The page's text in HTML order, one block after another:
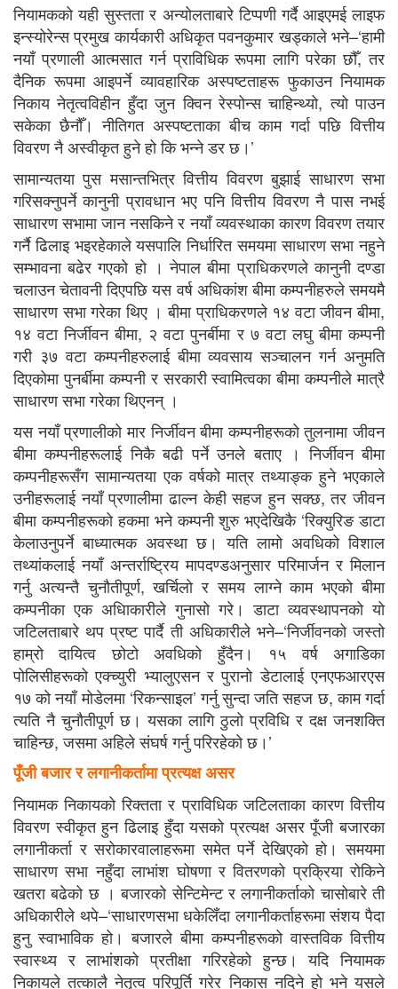
नियामकको यही सुस्तता र अन्योलताबारे टिप्पणी गर्दै आइएमई लाइफ
इन्स्योरेन्स प्रमुख कार्यकारी अधिकृत पवनकुमार खड्काले भने–‘हामी
नयाँ प्रणाली आत्मसात गर्न प्राविधिक रूपमा लागि परेका छौँ, तर
दैनिक रूपमा आइपर्ने व्यावहारिक अस्पष्टताहरू फुकाउन नियामक
निकाय नेतृत्वविहीन हुँदा जुन क्विन रेस्पोन्स चाहिन्थ्यो, त्यो पाउन
सकेका छैनौँ। नीतिगत अस्पष्टताका बीच काम गर्दा पछि वित्तीय
विवरण नै अस्वीकृत हुने हो कि भन्ने डर छ।’
सामान्यतया पुस मसान्तभित्र वित्तीय विवरण बुझाई साधारण सभा
गरिसक्नुपर्ने कानुनी प्रावधान भए पनि वित्तीय विवरण नै पास नभई
साधारण सभामा जान नसकिने र नयाँ व्यवस्थाका कारण विवरण तयार
गर्नै ढिलाइ भइरहेकाले यसपालि निर्धारित समयमा साधारण सभा नहुने
सम्भावना बढेर गएको हो । नेपाल बीमा प्राधिकरणले कानुनी दण्डा
चलाउन चेतावनी दिएपछि यस वर्ष अधिकांश बीमा कम्पनीहरुले समयमै
साधारण सभा गरेका थिए । बीमा प्राधिकरणले १४ वटा जीवन बीमा,
१४ वटा निर्जीवन बीमा, २ वटा पुनर्बीमा र ७ वटा लघु बीमा कम्पनी
गरी ३७ वटा कम्पनीहरुलाई बीमा व्यवसाय सञ्चालन गर्न अनुमति
दिएकोमा पुनर्बीमा कम्पनी र सरकारी स्वामित्वका बीमा कम्पनीले मात्रै
साधारण सभा गरेका थिएनन् ।
यस नयाँ प्रणालीको मार निर्जीवन बीमा कम्पनीहरूको तुलनामा जीवन
बीमा कम्पनीहरूलाई निकै बढी पर्ने उनले बताए । निर्जीवन बीमा
कम्पनीहरूसँग सामान्यतया एक वर्षको मात्र तथ्याङ्क हुने भएकाले
उनीहरूलाई नयाँ प्रणालीमा ढाल्न केही सहज हुन सक्छ, तर जीवन
बीमा कम्पनीहरूको हकमा भने कम्पनी शुरु भएदेखिकै ‘रिक्युरिङ डाटा
केलाउनुपर्ने बाध्यात्मक अवस्था छ। यति लामो अवधिको विशाल
तथ्यांकलाई नयाँ अन्तर्राष्ट्रिय मापदण्डअनुसार परिमार्जन र मिलान
गर्नु अत्यन्तै चुनौतीपूर्ण, खर्चिलो र समय लाग्ने काम भएको बीमा
कम्पनीका एक अधिाकारीले गुनासो गरे। डाटा व्यवस्थापनको यो
जटिलताबारे थप प्रष्ट पार्दै ती अधिकारीले भने–‘निर्जीवनको जस्तो
हाम्रो दायित्व छोटो अवधिको हुँदैन। १५ वर्ष अगाडिका
पोलिसीहरूको एक्च्युरी भ्यालुएसन र पुरानो डेटालाई एनएफआरएस
१७ को नयाँ मोडेलमा ‘रिकन्साइल’ गर्नु सुन्दा जति सहज छ, काम गर्दा
त्यति नै चुनौतीपूर्ण छ। यसका लागि ठुलो प्रविधि र दक्ष जनशक्ति
चाहिन्छ, जसमा अहिले संघर्ष गर्नु परिरहेको छ।’
पूँजी बजार र लगानीकर्तामा प्रत्यक्ष असर
नियामक निकायको रिक्तता र प्राविधिक जटिलताका कारण वित्तीय
विवरण स्वीकृत हुन ढिलाइ हुँदा यसको प्रत्यक्ष असर पूँजी बजारका
लगानीकर्ता र सरोकारवालाहरूमा समेत पर्ने देखिएको हो। समयमा
साधारण सभा नहुँदा लाभांश घोषणा र वितरणको प्रक्रिया रोकिने
खतरा बढेको छ । बजारको सेन्टिमेन्ट र लगानीकर्ताको चासोबारे ती
अधिकारीले थपे–‘साधारणसभा धकेलिँदा लगानीकर्ताहरूमा संशय पैदा
हुनु स्वाभाविक हो। बजारले बीमा कम्पनीहरूको वास्तविक वित्तीय
स्वास्थ्य र लाभांशको प्रतीक्षा गरिरहेको हुन्छ। यदि नियामक
निकायले तत्कालै नेतृत्व परिपूर्ति गरेर निकास नदिने हो भने यसले